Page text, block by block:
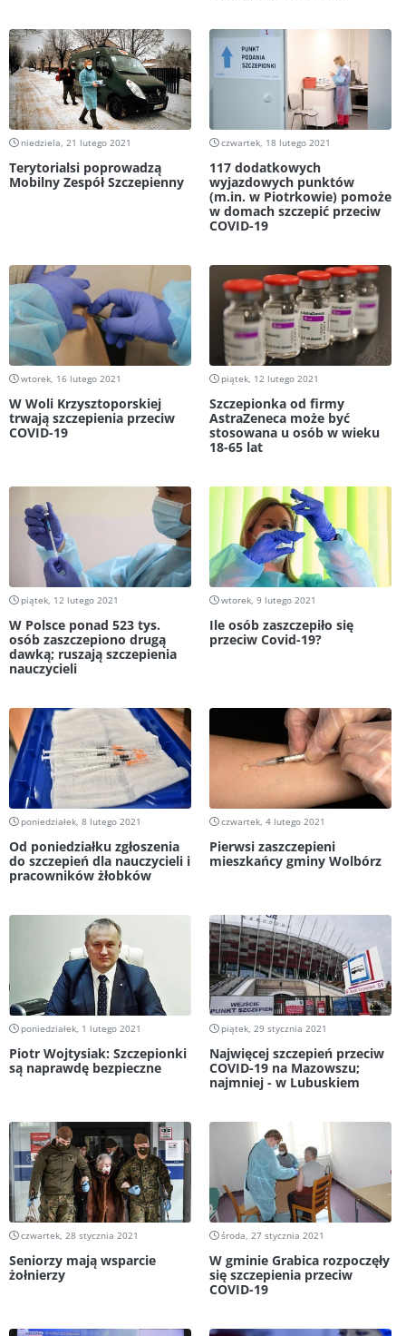
niedziela, 21 lutego 2021
Terytorialsi poprowadzą
Mobilny Zespół Szczepienny
czwartek, 18 lutego 2021
117 dodatkowych
wyjazdowych punktów
(m.in. w Piotrkowie) pomoże
w domach szczepić przeciw
COVID-19
wtorek, 16 lutego 2021
W Woli Krzysztoporskiej
trwają szczepienia przeciw
COVID-19
piątek, 12 lutego 2021
Szczepionka od firmy
AstraZeneca może być
stosowana u osób w wieku
18-65 lat
piątek, 12 lutego 2021
W Polsce ponad 523 tys.
osób zaszczepiono drugą
dawką; ruszają szczepienia
nauczycieli
wtorek, 9 lutego 2021
Ile osób zaszczepiło się
przeciw Covid-19?
poniedziałek, 8 lutego 2021
Od poniedziałku zgłoszenia
do szczepień dla nauczycieli i
pracowników żłobków
czwartek, 4 lutego 2021
Pierwsi zaszczepieni
mieszkańcy gminy Wolbórz
poniedziałek, 1 lutego 2021
Piotr Wojtysiak: Szczepionki
są naprawdę bezpieczne
piątek, 29 stycznia 2021
Najwięcej szczepień przeciw
COVID-19 na Mazowszu;
najmniej - w Lubuskiem
czwartek, 28 stycznia 2021
Seniorzy mają wsparcie
żołnierzy
środa, 27 stycznia 2021
W gminie Grabica rozpoczęły
się szczepienia przeciw
COVID-19